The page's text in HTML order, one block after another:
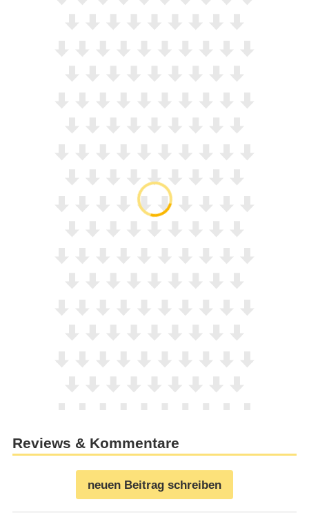
Reviews & Kommentare
neuen Beitrag schreiben